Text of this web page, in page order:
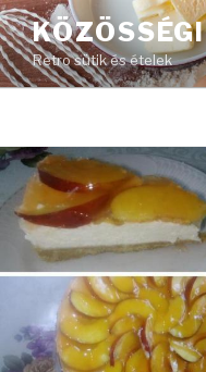
Tartalomhoz
Retro sütik és ételek